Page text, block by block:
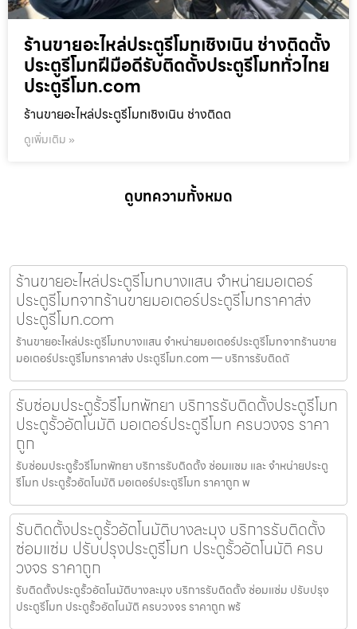
ร้านขายอะไหล่ประตูรีโมทเชิงเนิน ช่างติดตั้ง
ประตูรีโมทฝีมือดีรับติดตั้งประตูรีโมททั่วไทย
ประตูรีโมท.com
ร้านขายอะไหล่ประตูรีโมทเชิงเนิน ช่างติดต
ดูเพิ่มเติม »
ดูบทความทั้งหมด
ร้านขายอะไหล่ประตูรีโมทบางแสน จำหน่ายมอเตอร์
ประตูรีโมทจากร้านขายมอเตอร์ประตูรีโมทราคาส่ง
ประตูรีโมท.com
ร้านขายอะไหล่ประตูรีโมทบางแสน จำหน่ายมอเตอร์ประตูรีโมทจากร้านขาย
มอเตอร์ประตูรีโมทราคาส่ง ประตูรีโมท.com — บริการรับติดตั
รับซ่อมประตูรั้วรีโมทพัทยา บริการรับติดตั้งประตูรีโมท
ประตูรั้วอัตโนมัติ มอเตอร์ประตูรีโมท ครบวงจร ราคา
ถูก
รับซ่อมประตูรั้วรีโมทพัทยา บริการรับติดตั้ง ซ่อมแซม และ จำหน่ายประตู
รีโมท ประตูรั้วอัตโนมัติ มอเตอร์ประตูรีโมท ราคาถูก พ
รับติดตั้งประตูรั้วอัตโนมัติบางละมุง บริการรับติดตั้ง
ซ่อมแซ่ม ปรับปรุงประตูรีโมท ประตูรั้วอัตโนมัติ ครบ
วงจร ราคาถูก
รับติดตั้งประตูรั้วอัตโนมัติบางละมุง บริการรับติดตั้ง ซ่อมแซ่ม ปรับปรุง
ประตูรีโมท ประตูรั้วอัตโนมัติ ครบวงจร ราคาถูก พร้